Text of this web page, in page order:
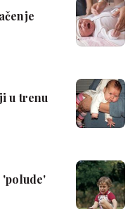
u trenu